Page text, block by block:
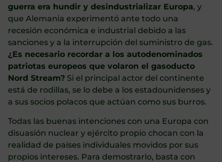
guerra era hundir y desindustrializar Europa, y
que Alemania experimentó ante todo una
recesión económica e industrial debido a las
sanciones y a la interrupción del suministro de gas.
¿Es necesario recordar a los autodenominados
patriotas europeos que volaron el gasoducto
Nord Stream? Si el principal actor del continente
está de rodillas, se lo debe a los estadounidenses y
a sus socios polacos que actúan como sus burros.
Todas las buenas intenciones con una Europa con
disuasión nuclear y ejército propio chocan con la
realidad de países individuales movidos por sus
propios intereses. Para demostrarlo, basta con